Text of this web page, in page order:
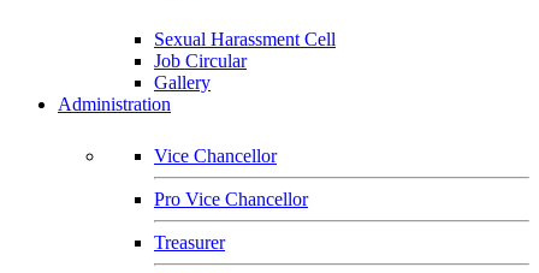
Sexual Harassment Cell
Job Circular
Gallery
Administration
Vice Chancellor
Pro Vice Chancellor
Treasurer